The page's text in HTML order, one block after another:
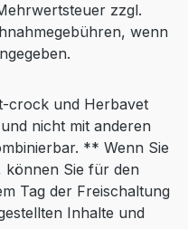
zzgl.
wenn
crock und Herbavet
nicht mit anderen
** Wenn Sie
können Sie für den
Tag der Freischaltung
Inhalte und